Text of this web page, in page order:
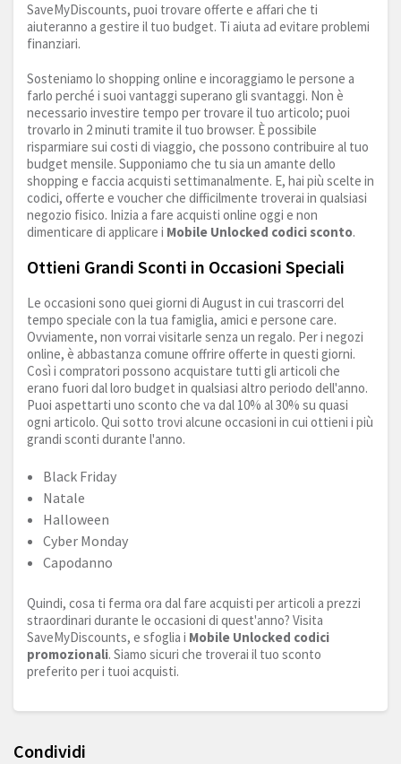
SaveMyDiscounts, puoi trovare offerte e affari che ti
aiuteranno a gestire il tuo budget. Ti aiuta ad evitare problemi
finanziari.
Sosteniamo lo shopping online e incoraggiamo le persone a
farlo perché i suoi vantaggi superano gli svantaggi. Non è
necessario investire tempo per trovare il tuo articolo; puoi
trovarlo in 2 minuti tramite il tuo browser. È possibile
risparmiare sui costi di viaggio, che possono contribuire al tuo
budget mensile. Supponiamo che tu sia un amante dello
shopping e faccia acquisti settimanalmente. E, hai più scelte in
codici, offerte e voucher che difficilmente troverai in qualsiasi
negozio fisico. Inizia a fare acquisti online oggi e non
dimenticare di applicare i Mobile Unlocked codici sconto.
Ottieni Grandi Sconti in Occasioni Speciali
Le occasioni sono quei giorni di August in cui trascorri del
tempo speciale con la tua famiglia, amici e persone care.
Ovviamente, non vorrai visitarle senza un regalo. Per i negozi
online, è abbastanza comune offrire offerte in questi giorni.
Così i compratori possono acquistare tutti gli articoli che
erano fuori dal loro budget in qualsiasi altro periodo dell'anno.
Puoi aspettarti uno sconto che va dal 10% al 30% su quasi
ogni articolo. Qui sotto trovi alcune occasioni in cui ottieni i più
grandi sconti durante l'anno.
Black Friday
Natale
Halloween
Cyber Monday
Capodanno
Quindi, cosa ti ferma ora dal fare acquisti per articoli a prezzi
straordinari durante le occasioni di quest'anno? Visita
SaveMyDiscounts, e sfoglia i Mobile Unlocked codici
promozionali. Siamo sicuri che troverai il tuo sconto
preferito per i tuoi acquisti.
Condividi